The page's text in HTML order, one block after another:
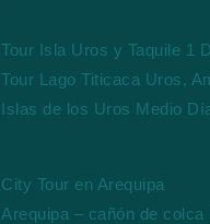
Tour Isla Uros y Taquile 1
Tour Lago Titicaca Uros,
Islas de los Uros Medio
City Tour en Arequipa
Arequipa – cañón de